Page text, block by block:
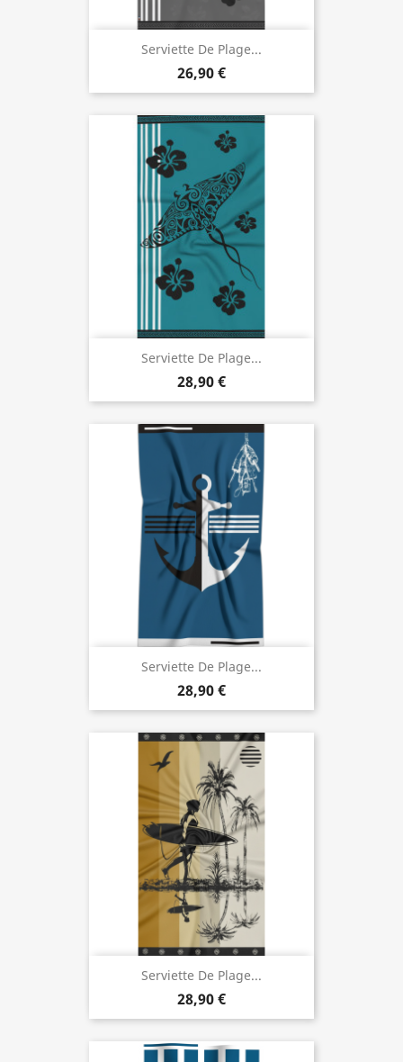
Serviette De Plage...
26,90 €
Serviette De Plage...
28,90 €
Serviette De Plage...
28,90 €
Serviette De Plage...
28,90 €